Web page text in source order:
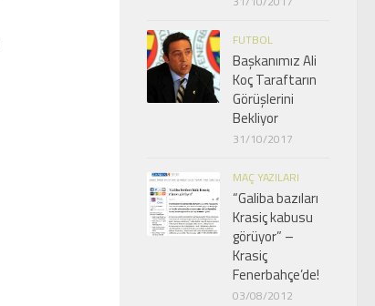
FUTBOL
Başkanımız Ali
Koç Taraftarın
Görüşlerini
Bekliyor
31/10/2017
MAÇ YAZILARI
“Galiba bazıları
Krasiç kabusu
görüyor” –
Krasiç
Fenerbahçe’de!
03/08/2012